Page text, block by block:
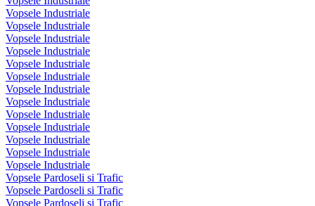
Vopsele Industriale
Vopsele Industriale
Vopsele Industriale
Vopsele Industriale
Vopsele Industriale
Vopsele Industriale
Vopsele Industriale
Vopsele Industriale
Vopsele Industriale
Vopsele Industriale
Vopsele Industriale
Vopsele Industriale
Vopsele Industriale
Vopsele Pardoseli si Trafic
Vopsele Pardoseli si Trafic
Vopsele Pardoseli si Trafic